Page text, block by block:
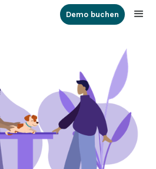
Demo buchen